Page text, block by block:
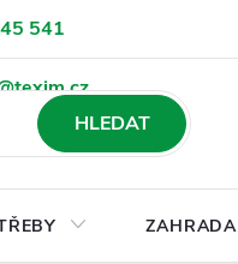
541
Ke stažení
HLEDAT
ZAHRADA